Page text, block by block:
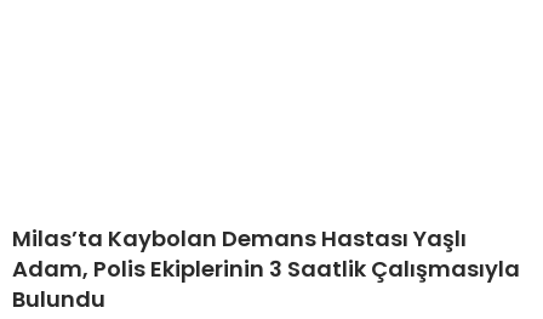
Milas’ta Kaybolan Demans Hastası Yaşlı
Adam, Polis Ekiplerinin 3 Saatlik Çalışmasıyla
Bulundu